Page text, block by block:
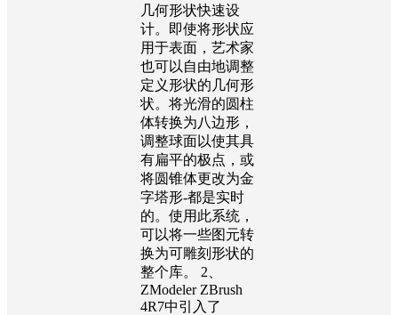
几何形状快速设
计。即使将形状应
用于表面，艺术家
也可以自由地调整
定义形状的几何形
状。将光滑的圆柱
体转换为八边形，
调整球面以使其具
有扁平的极点，或
将圆锥体更改为金
字塔形-都是实时
的。使用此系统，
可以将一些图元转
换为可雕刻形状的
整个库。 2、
ZModeler ZBrush
4R7中引入了